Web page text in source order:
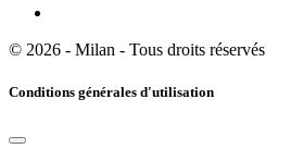
© 2026 - Milan - Tous droits réservés
Conditions générales d'utilisation